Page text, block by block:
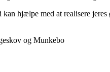
hjælpe med at realisere